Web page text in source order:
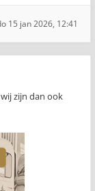
15 jan 2026, 12:41
zijn dan ook